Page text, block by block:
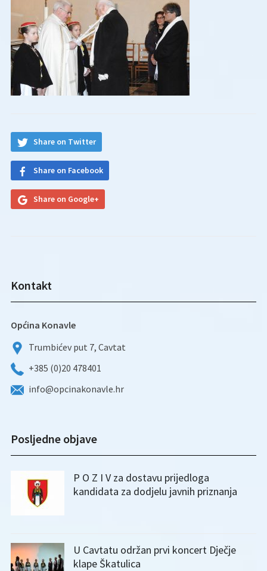
Share on Twitter
Share on Facebook
Share on Google+
Kontakt
Općina Konavle
Trumbićev put 7, Cavtat
+385 (0)20 478401
info@opcinakonavle.hr
Posljedne objave
P O Z I V za dostavu prijedloga
kandidata za dodjelu javnih priznanja
U Cavtatu održan prvi koncert Dječje
klape Škatulica